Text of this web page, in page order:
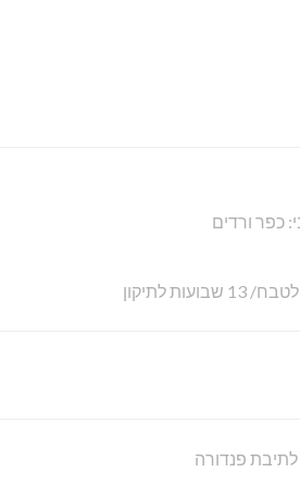
משה דוידוביץ, יאסר גדבאן, רונן מרלי